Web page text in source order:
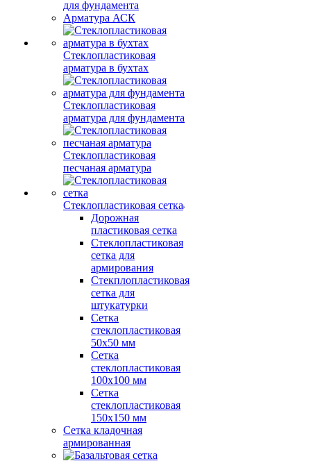
для фундамента
Арматура АСК
Стеклопластиковая
арматура в бухтах
Стеклопластиковая
арматура для фундамента
Стеклопластиковая
песчаная арматура
Стеклопластиковая сетка
Дорожная
пластиковая сетка
Стеклопластиковая
сетка для
армирования
Стекплопластиковая
сетка для
штукатурки
Сетка
стеклопластиковая
50x50 мм
Сетка
стеклопластиковая
100x100 мм
Сетка
стеклопластиковая
150x150 мм
Сетка кладочная
армированная